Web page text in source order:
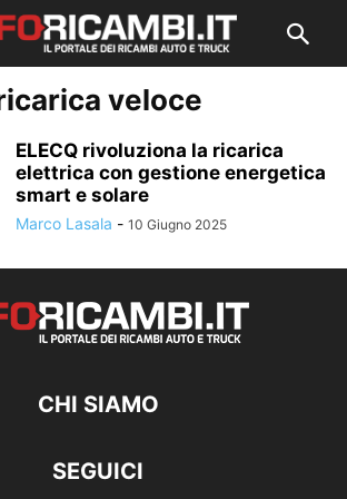
veloce
ELECQ rivoluziona la ricarica
elettrica con gestione energetica
smart e solare
Marco Lasala - 10 Giugno 2025
CHI SIAMO
SEGUICI